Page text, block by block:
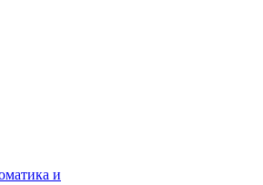
и